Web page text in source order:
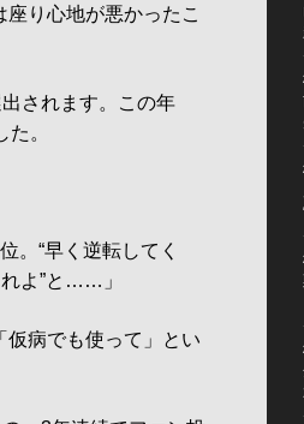
り心地が悪かったこ
されます。この年
。
。“早く逆転してく
よ”と……」
病でも使って」とい